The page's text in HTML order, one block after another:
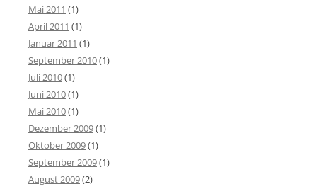
Mai 2011 (1)
April 2011 (1)
Januar 2011 (1)
September 2010(1)
Juli 2010(1)
Juni 2010(1)
Mai 2010(1)
Dezember 2009(1)
Oktober 2009(1)
September 2009(1)
August 2009(2)